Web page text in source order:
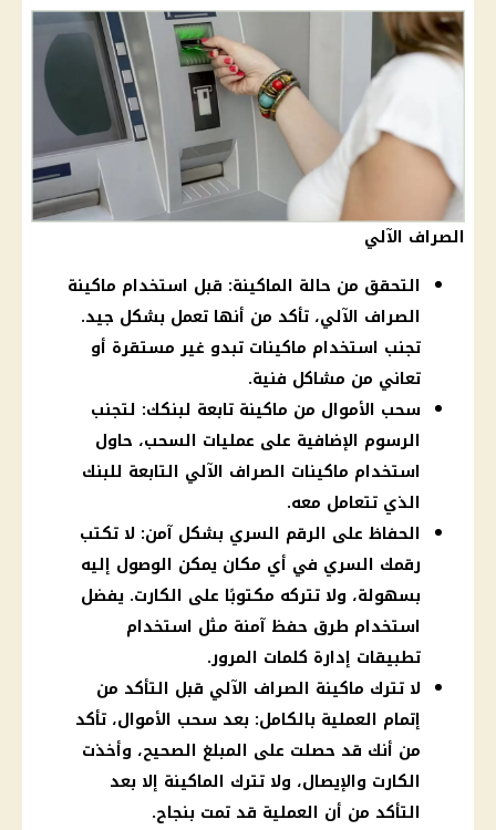
الصراف الآلي
التحقق من حالة الماكينة: قبل استخدام ماكينة
الصراف الآلي، تأكد من أنها تعمل بشكل جيد.
تجنب استخدام ماكينات تبدو غير مستقرة أو
تعاني من مشاكل فنية.
سحب الأموال من ماكينة تابعة لبنكك: لتجنب
الرسوم الإضافية على عمليات السحب، حاول
استخدام ماكينات الصراف الآلي التابعة للبنك
الذي تتعامل معه.
الحفاظ على الرقم السري بشكل آمن: لا تكتب
رقمك السري في أي مكان يمكن الوصول إليه
بسهولة، ولا تتركه مكتوبًا على الكارت. يفضل
استخدام طرق حفظ آمنة مثل استخدام
تطبيقات إدارة كلمات المرور.
لا تترك ماكينة الصراف الآلي قبل التأكد من
إتمام العملية بالكامل: بعد سحب الأموال، تأكد
من أنك قد حصلت على المبلغ الصحيح، وأخذت
الكارت والإيصال، ولا تترك الماكينة إلا بعد
التأكد من أن العملية قد تمت بنجاح.